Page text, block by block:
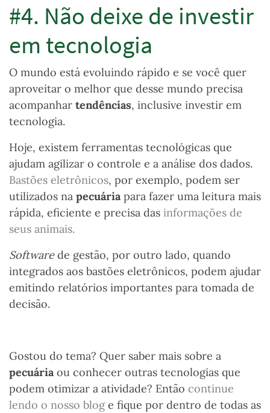
#4. Não deixe de investir
em tecnologia
O mundo está evoluindo rápido e se você quer
aproveitar o melhor que desse mundo precisa
acompanhar tendências, inclusive investir em
tecnologia.
Hoje, existem ferramentas tecnológicas que
ajudam agilizar o controle e a análise dos dados.
Bastões eletrônicos, por exemplo, podem ser
utilizados na pecuáriapara fazer uma leitura mais
rápida, eficiente e precisa das informações de
seus animais.
Softwarede gestão, por outro lado, quando
integrados aos bastões eletrônicos, podem ajudar
emitindo relatórios importantes para tomada de
decisão.
Gostou do tema? Quer saber mais sobre a
pecuáriaou conhecer outras tecnologias que
podem otimizar a atividade? Então continue
lendo o nosso blog e fique por dentro de todas as